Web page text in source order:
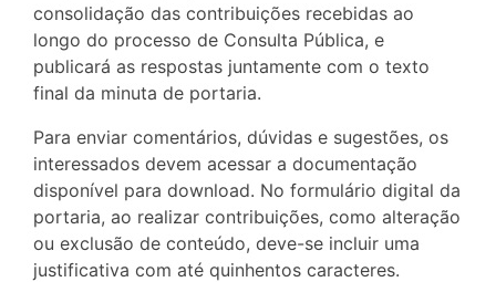
consolidação das contribuições recebidas ao
longo do processo de Consulta Pública, e
publicará as respostas juntamente com o texto
final da minuta de portaria.
Para enviar comentários, dúvidas e sugestões, os
interessados devem acessar a documentação
disponível para download. No formulário digital da
portaria, ao realizar contribuições, como alteração
ou exclusão de conteúdo, deve-se incluir uma
justificativa com até quinhentos caracteres.